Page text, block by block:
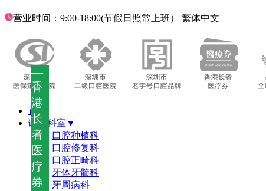
—
香
港
长
者
医
疗
券
营业时间：9:00-18:00(节假日照常上班） 繁体中文
首页
诊疗科室▼
口腔种植科
口腔修复科
口腔正畸科
牙体牙髓科
牙周病科